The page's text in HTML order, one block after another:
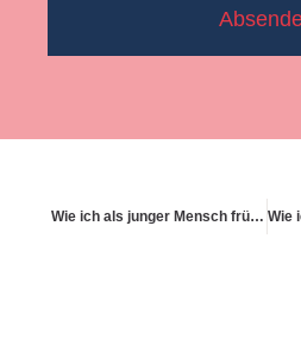
Wie ich als junger Mensch frühzeitig vorsorge